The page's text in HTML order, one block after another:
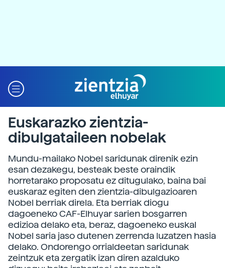
Euskarazko zientzia-
dibulgataileen nobelak
Mundu-mailako Nobel saridunak direnik ezin
esan dezakegu, besteak beste oraindik
horretarako proposatu ez ditugulako, baina bai
euskaraz egiten den zientzia-dibulgazioaren
Nobel berriak direla. Eta berriak diogu
dagoeneko CAF-Elhuyar sarien bosgarren
edizioa delako eta, beraz, dagoeneko euskal
Nobel saria jaso dutenen zerrenda luzatzen hasia
delako. Ondorengo orrialdeetan saridunak
zeintzuk eta zergatik izan diren azalduko